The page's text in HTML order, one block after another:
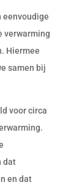
eenvoudige
verwarming
Hiermee
samen bij
voor circa
dat
en dat